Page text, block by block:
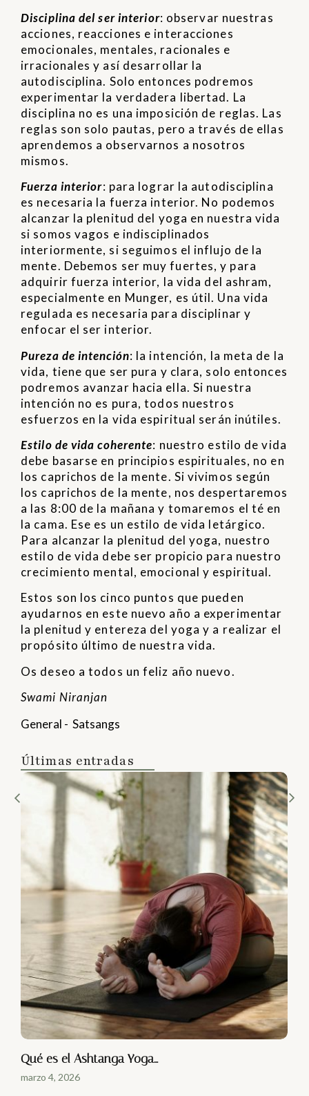
Disciplina del ser interior: observar nuestras
acciones, reacciones e interacciones
emocionales, mentales, racionales e
irracionales y así desarrollar la
autodisciplina. Solo entonces podremos
experimentar la verdadera libertad. La
disciplina no es una imposición de reglas. Las
reglas son solo pautas, pero a través de ellas
aprendemos a observarnos a nosotros
mismos.
Fuerza interior: para lograr la autodisciplina
es necesaria la fuerza interior. No podemos
alcanzar la plenitud del yoga en nuestra vida
si somos vagos e indisciplinados
interiormente, si seguimos el influjo de la
mente. Debemos ser muy fuertes, y para
adquirir fuerza interior, la vida del ashram,
especialmente en Munger, es útil. Una vida
regulada es necesaria para disciplinar y
enfocar el ser interior.
Pureza de intención: la intención, la meta de la
vida, tiene que ser pura y clara, solo entonces
podremos avanzar hacia ella. Si nuestra
intención no es pura, todos nuestros
esfuerzos en la vida espiritual serán inútiles.
Estilo de vida coherente: nuestro estilo de vida
debe basarse en principios espirituales, no en
los caprichos de la mente. Si vivimos según
los caprichos de la mente, nos despertaremos
a las 8:00 de la mañana y tomaremos el té en
la cama. Ese es un estilo de vida letárgico.
Para alcanzar la plenitud del yoga, nuestro
estilo de vida debe ser propicio para nuestro
crecimiento mental, emocional y espiritual.
Estos son los cinco puntos que pueden
ayudarnos en este nuevo año a experimentar
la plenitud y entereza del yoga y a realizar el
propósito último de nuestra vida.
Os deseo a todos un feliz año nuevo.
Swami Niranjan
General - Satsangs
Últimas entradas
Qué es el Ashtanga Yoga…
marzo 4, 2026